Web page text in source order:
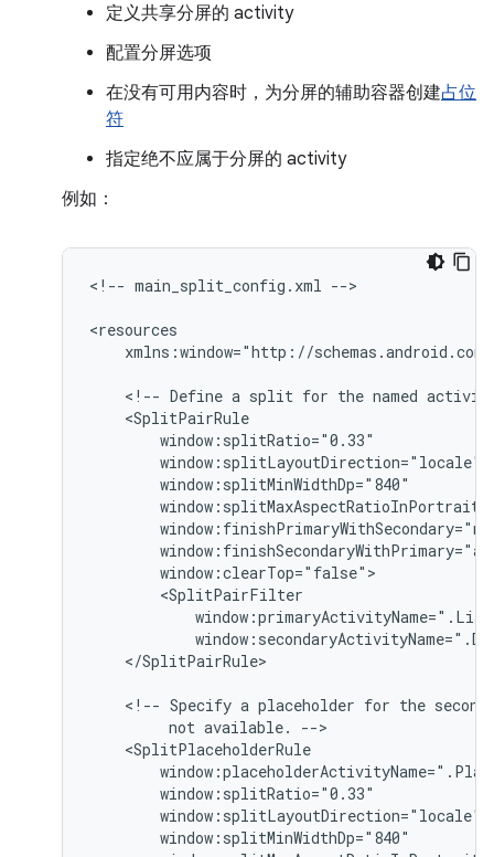
定义共享分屏的 activity
配置分屏选项
在没有可用内容时，为分屏的辅助容器创建占位
符
指定绝不应属于分屏的 activity
例如：
<!-- main_split_config.xml -->
xmlns:window="http://
<!-- Define a split for the named
</SplitPairRule>
<!-- Specify a placeholder for the
not available.